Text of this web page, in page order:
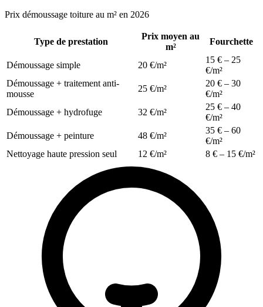
Prix démoussage toiture au m² en 2026
Type de prestation
Prix moyen au
m²
Fourchette
Démoussage simple 20 €/m²
15 € – 25
€/m²
Démoussage + traitement anti-
mousse
25 €/m²
20 € – 30
€/m²
Démoussage + hydrofuge
32 €/m²
25 € – 40
€/m²
Démoussage + peinture
48 €/m²
35 € – 60
€/m²
Nettoyage haute pression seul
12 €/m² 8 € – 15 €/m²